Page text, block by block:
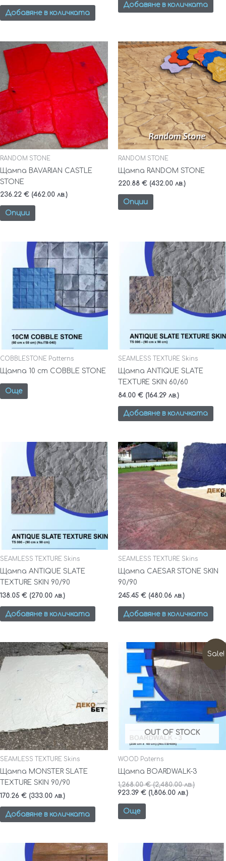
Добавяне в количката
Добавяне в количката
RANDOM STONE
Щампа BAVARIAN CASTLE
STONE
236.22 € (462.00 лв.)
Опции
This
product
multiple
variants.
The
options
may
be
chosen
on
the
page
RANDOM STONE
Щампа RANDOM STONE
220.88 € (432.00 лв.)
Опции
This
product
has
multiple
variants.
The
options
may
be
chosen
on
the
product
COBBLESTONE Patterns
Щампа 10 cm COBBLE STONE
Още
SEAMLESS TEXTURE Skins
Щампа ANTIQUE SLATE
TEXTURE SKIN 60/60
84.00 € (164.29 лв.)
Добавяне в количката
SEAMLESS TEXTURE Skins
Щампа ANTIQUE SLATE
TEXTURE SKIN 90/90
138.05 € (270.00 лв.)
Добавяне в количката
SEAMLESS TEXTURE Skins
Щампа CAESAR STONE SKIN
90/90
245.45 € (480.06 лв.)
Добавяне в количката
SEAMLESS TEXTURE Skins
Щампа MONSTER SLATE
TEXTURE SKIN 90/90
170.26 € (333.00 лв.)
Добавяне в количката
Sale!
OUT OF STOCK
WOOD Paterns
Щампа BOARDWALK-3
1,268.00€ (2,480.00 лв.)
price
was:
1,268.00
(2,480.00
лв.).
923.39 € (1,806.00 лв.)
цена
е:
923.39 €
(1,806.00
лв.).
Още